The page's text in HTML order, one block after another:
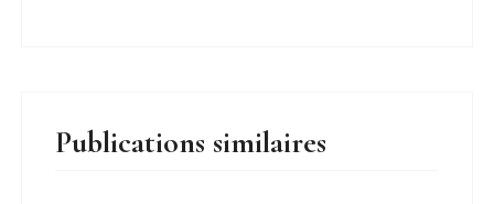
Publications similaires